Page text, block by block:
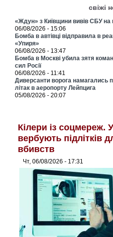
свіжі
«Ждун» з Київщини вивів СБУ на
06/08/2026 - 15:06
Бомба в автівці відправила в
«Упиря»
06/08/2026 - 13:47
Бомба в Москві убила зятя
сил Росії
06/08/2026 - 11:41
Диверсанти ворога намагались
літак в аеропорту Лейпцига
05/08/2026 - 20:07
Кілери із соцмереж.
вербують підлітків
вбивств
Чт, 06/08/2026 - 17:31